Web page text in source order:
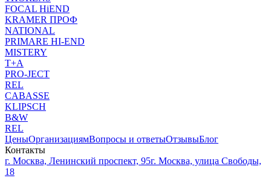
FOCAL HiEND
KRAMER ПРОФ
NATIONAL
PRIMARE HI-END
MISTERY
T+A
PRO-JECT
REL
CABASSE
KLIPSCH
B&W
REL
ЦеныОрганизациямВопросы и ответыОтзывыБлог
Контакты
г. Москва, Ленинский проспект, 95г. Москва, улица Свободы,
18